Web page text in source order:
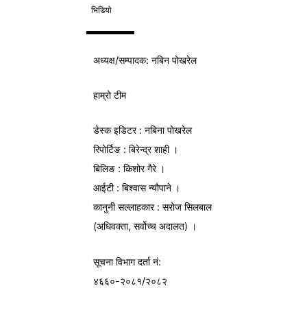
भिडियो
अध्यक्ष/सम्पादक: नबिन पोखरेल
हाम्रो टीम
डेस्क इडिटर : नबिना पोखरेल
रिपोर्टिङ : बिरेन्द्र शाही ।
बिलिङ : किशोर गैरे ।
आईटी : बिश्वास न्यौपाने ।
कानुनी सल्लाहकार : सरोज सिलबाल
(अधिवक्ता, सर्वोच्च अदालत) ।
सूचना विभागदर्ता नं:
४६६०-२०८१/२०८२